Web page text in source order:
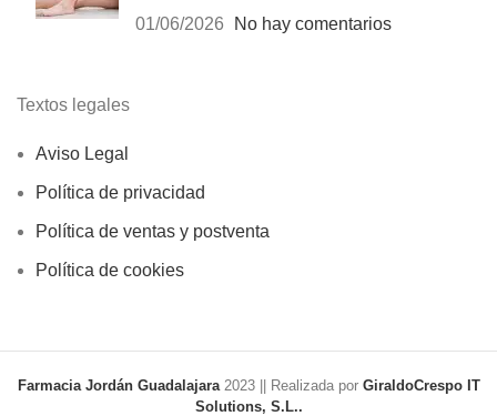
01/06/2026
No hay comentarios
Textos legales
Aviso Legal
Política de privacidad
Política de ventas y postventa
Política de cookies
Farmacia Jordán Guadalajara 2023 || Realizada por GiraldoCrespo IT
Solutions, S.L..